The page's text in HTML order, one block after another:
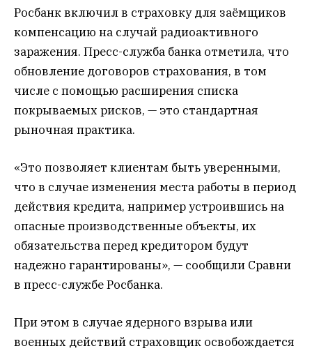
Росбанк включил в страховку для заёмщиков
компенсацию на случай радиоактивного
заражения. Пресс-служба банка отметила, что
обновление договоров страхования, в том
числе с помощью расширения списка
покрываемых рисков, — это стандартная
рыночная практика.
«Это позволяет клиентам быть уверенными,
что в случае изменения места работы в период
действия кредита, например устроившись на
опасные производственные объекты, их
обязательства перед кредитором будут
надежно гарантированы», — сообщили Сравни
в пресс-службе Росбанка.
При этом в случае ядерного взрыва или
военных действий страховщик освобождается